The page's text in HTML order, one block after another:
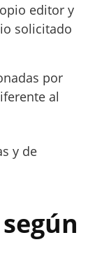
editor y
solicitado
por
al
y de